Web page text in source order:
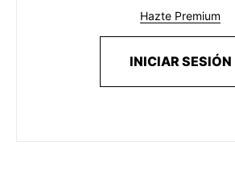
Hazte Premium
INICIAR SESIÓN